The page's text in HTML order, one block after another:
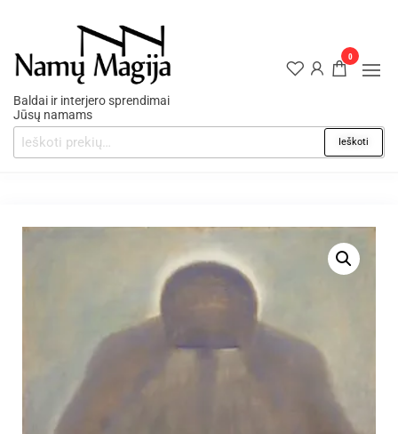
Baldai ir interjero sprendimai
Jūsų namams
Ieškoti
0